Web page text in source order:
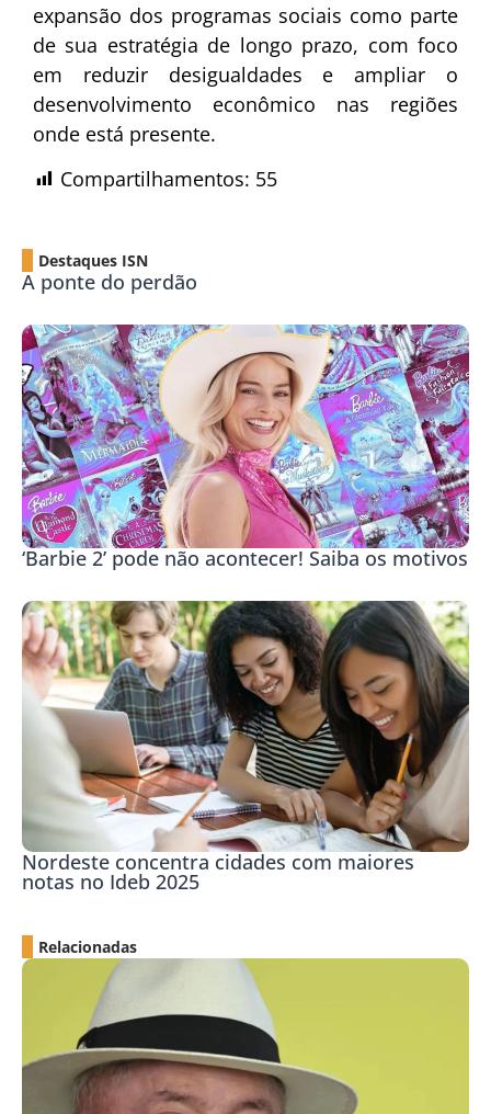
expansão dos programas sociais como parte
de sua estratégia de longo prazo, com foco
em reduzir desigualdades e ampliar o
desenvolvimento econômico nas regiões
onde está presente.
Compartilhamentos: 55
Destaques ISN
A ponte do perdão
‘Barbie 2’ pode não acontecer! Saiba os motivos
Nordeste concentra cidades com maiores
notas no Ideb 2025
Relacionadas